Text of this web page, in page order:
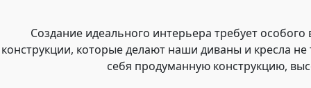
Создание идеального интерьера требует
конструкции, которые делают наши диваны и кресла
себя продуманную конструкцию,